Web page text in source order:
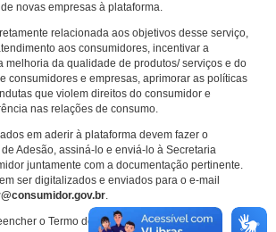
novas empresas à plataforma.
relacionada aos objetivos desse serviço,
aos consumidores, incentivar a
melhoria da qualidade de produtos/ serviços e do
consumidores e empresas, aprimorar as políticas
que violem direitos do consumidor e
nas relações de consumo.
em aderir à plataforma devem fazer o
Adesão, assiná-lo e enviá-lo à Secretaria
juntamente com a documentação pertinente.
ser digitalizados e enviados para o e-mail
.
o Termo de Adesão.